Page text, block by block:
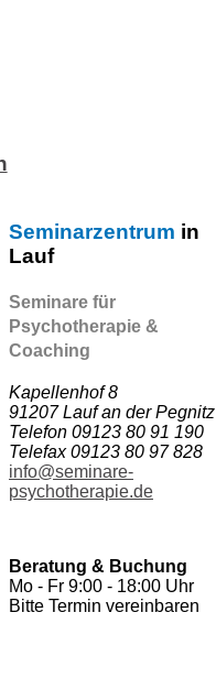
Seminarzentrum in
Lauf
Seminare für
Psychotherapie &
Coaching
Kapellenhof 8
91207 Lauf an der Pegnitz
Telefon 09123 80 91 190
Telefax 09123 80 97 828
info@seminare-
psychotherapie.de
Beratung & Buchung
Mo - Fr 9:00 - 18:00 Uhr
Bitte Termin vereinbaren